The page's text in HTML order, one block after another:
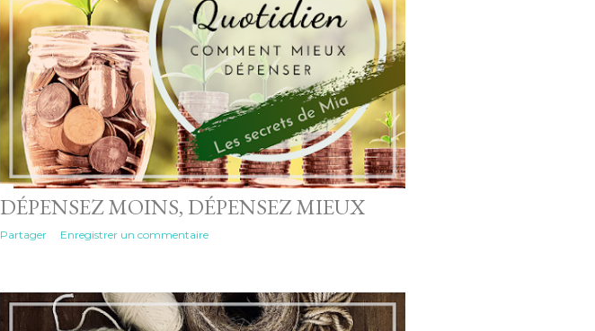
DÉPENSEZ MOINS, DÉPENSEZ MIEUX
Partager Enregistrer un commentaire